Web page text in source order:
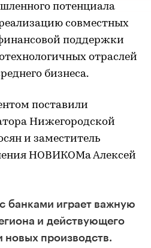
потенциала
совместных
поддержки
отраслей
бизнеса.
поставили
Нижегородской
и заместитель
НОВИКОМа Алексей
банками играет важную
и действующего
новых производств.